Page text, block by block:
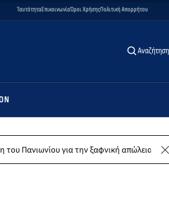
ΤαυτότηταΕπικοινωνίαΌροι ΧρήσηςΠολιτική Απορρήτου
Αναζήτηση
για την ξαφνική απώλεια του